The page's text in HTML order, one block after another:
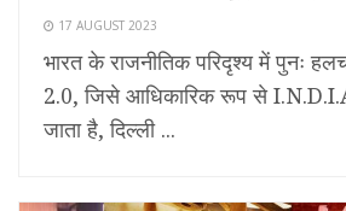
17 AUGUST 2023
भारत के राजनीतिक परिदृश्य में पुनः
2.0, जिसे आधिकारिक रूप से
जाता है, दिल्ली ...